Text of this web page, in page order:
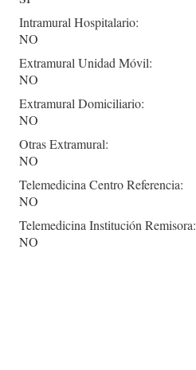
Intramural Hospitalario:
NO
Extramural Unidad Móvil:
NO
Extramural Domiciliario:
NO
Otras Extramural:
NO
Telemedicina Centro Referencia:
NO
Telemedicina Institución Remisora:
NO